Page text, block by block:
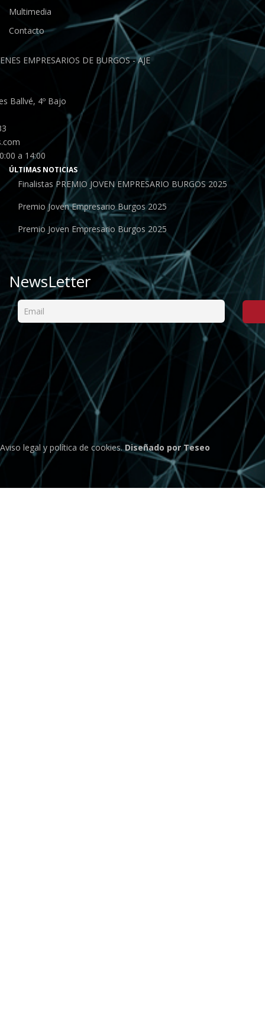
Multimedia
Contacto
EMPRESARIOS DE BURGOS - AJE
Ballvé, 4º Bajo
a 14:00
ÚLTIMAS NOTICIAS
Finalistas PREMIO JOVEN EMPRESARIO BURGOS 2025
Premio Joven Empresario Burgos 2025
Premio Joven Empresario Burgos 2025
NewsLetter
Aviso legal y política de cookies.Diseñado por Teseo